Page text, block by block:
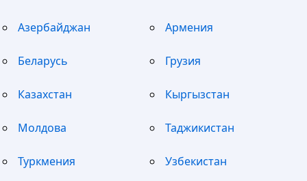
Азербайджан Армения
Беларусь Грузия
Казахстан Кыргызстан
Молдова Таджикистан
Туркмения Узбекистан